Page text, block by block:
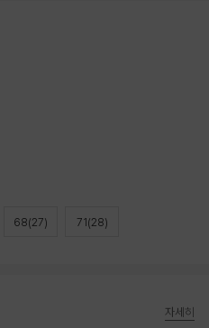
68(27) 71(28)
자세히